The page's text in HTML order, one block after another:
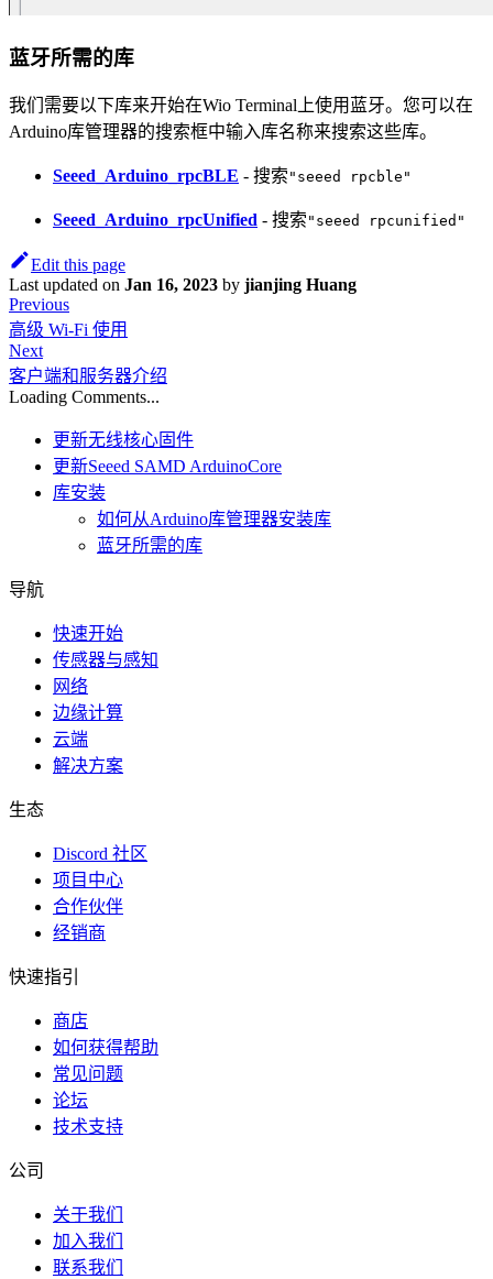
蓝牙所需的库
我们需要以下库来开始在Wio Terminal上使用蓝牙。您可以在
Arduino库管理器的搜索框中输入库名称来搜索这些库。
Seeed_Arduino_rpcBLE - 搜索 "seeed rpcble"
Seeed_Arduino_rpcUnified - 搜索 "seeed rpcunified"
Edit this page
Last updated on Jan 16, 2023 by jianjing Huang
Previous
高级 Wi-Fi 使用
Next
客户端和服务器介绍
Loading Comments...
更新无线核心固件
更新Seeed SAMD ArduinoCore
库安装
如何从Arduino库管理器安装库
蓝牙所需的库
导航
快速开始
传感器与感知
网络
边缘计算
云端
解决方案
生态
Discord 社区
项目中心
合作伙伴
经销商
快速指引
商店
如何获得帮助
常见问题
论坛
技术支持
公司
关于我们
加入我们
联系我们